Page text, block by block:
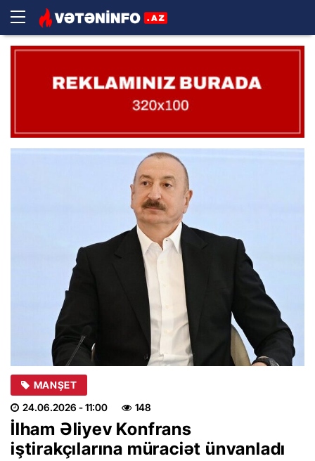
MANŞET
24.06.2026 - 11:00 148
İlham Əliyev Konfrans
iştirakçılarına müraciət ünvanladı